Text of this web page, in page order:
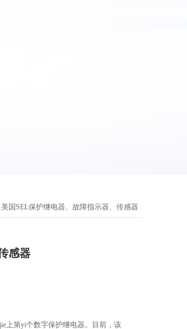
国SEL保护继电器、故障指示器、传感器
感器
上第yi个数字保护继电器。目前，该